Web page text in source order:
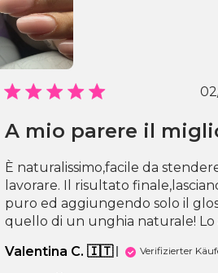
A mio parere il
È naturalissimo,facile da
lavorare. Il risultato
puro ed aggiungendo solo il
quello di un unghia naturale! Lo
Valentina C. 🇮🇹
Verifizierter